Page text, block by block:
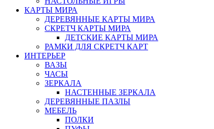
КАРТЫ МИРА
ДЕРЕВЯННЫЕ КАРТЫ МИРА
СКРЕТЧ КАРТЫ МИРА
ДЕТСКИЕ КАРТЫ МИРА
РАМКИ ДЛЯ СКРЕТЧ КАРТ
ИНТЕРЬЕР
ВАЗЫ
ЧАСЫ
ЗЕРКАЛА
НАСТЕННЫЕ ЗЕРКАЛА
ДЕРЕВЯННЫЕ ПАЗЛЫ
МЕБЕЛЬ
ПОЛКИ